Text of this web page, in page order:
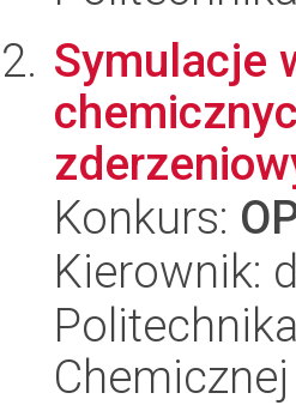
Symulacje
Konkurs:
Kierownik: